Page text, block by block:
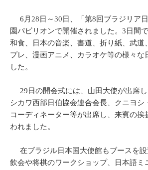
6月28日～30日、「第8回ブラジリア
園パビリオンで開催されました。3日間
和食、日本の音楽、書道、折り紙、武道
プレ、漫画アニメ、カラオケ等の様々な
した。
29日の開会式には、山田大使が出席し
シカワ西部日伯協会連合会長、クニヨシ
コーディネーター等が出席し、来賓の挨
われました。
在ブラジル日本国大使館もブースを設
飲会や将棋のワークショップ、日本語ミ